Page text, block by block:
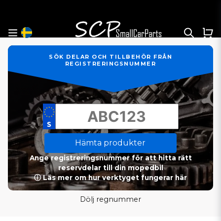
SÖK DELAR OCH TILLBEHÖR FRÅN
REGISTRERINGSNUMMER
Hämta produkter
Ange registreringsnummer för att hitta rätt
reservdelar till din mopedbil
ⓘ Läs mer om hur verktyget fungerar här
Dölj regnummer